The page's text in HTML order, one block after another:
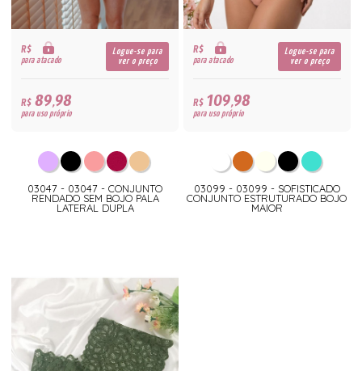
R$
para atacado
Logue-se para
ver o preço
R$89,98
para uso próprio
03047 - 03047 - CONJUNTO
RENDADO SEM BOJO PALA
LATERAL DUPLA
R$
para atacado
Logue-se para
ver o preço
R$109,98
para uso próprio
03099 - 03099 - SOFISTICADO
CONJUNTO ESTRUTURADO BOJO
MAIOR